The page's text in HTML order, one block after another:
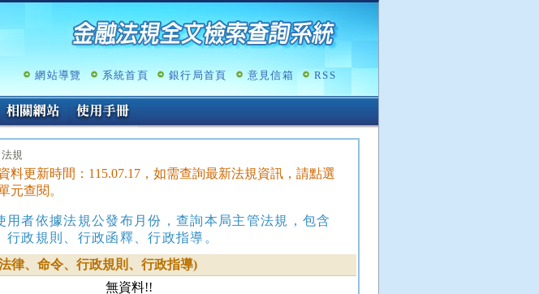
網站導覽 系統首頁 銀行局首頁 意見信箱 RSS
規
料更新時間：115.07.17，如需查詢最新法規資訊，請點選
元查閱。
用者依據法規公發布月份，查詢本局主管法規，包含
行政規則、行政函釋、行政指導。
律、命令、行政規則、行政指導)
無資料!!